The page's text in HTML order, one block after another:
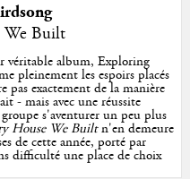
We Built
véritable album, Exploring
pleinement les espoirs placés
pas exactement de la manière
- mais avec une réussite
s'aventurer un peu plus
House We Builtn'en demeure
de cette année, porté par
difficulté une place de choix